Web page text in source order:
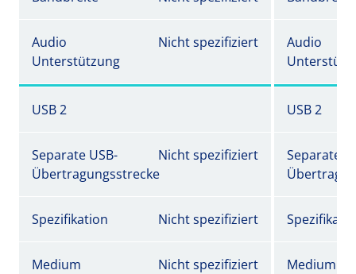
Audio
Unterstützung
Nicht spezifiziert
Audio
USB 2 USB 2
Separate USB-
Übertragungsstrecke
Nicht spezifiziert
Separate
Spezifikation Nicht spezifiziert
Medium Nicht spezifiziert Medium